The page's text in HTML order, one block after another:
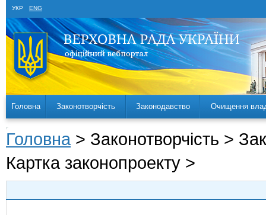
УКР ENG
Головна Законотворчість Законодавство Очищення
Головна > Законотворчість >
Картка законопроекту >